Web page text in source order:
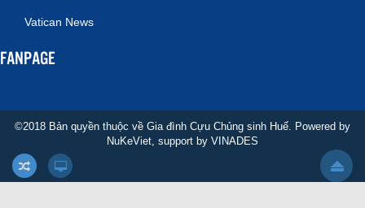
Vatican News
FANPAGE
©2018 Bản quyền thuộc về Gia đình Cựu Chủng sinh Huế. Powered by
NuKeViet , support by VINADES